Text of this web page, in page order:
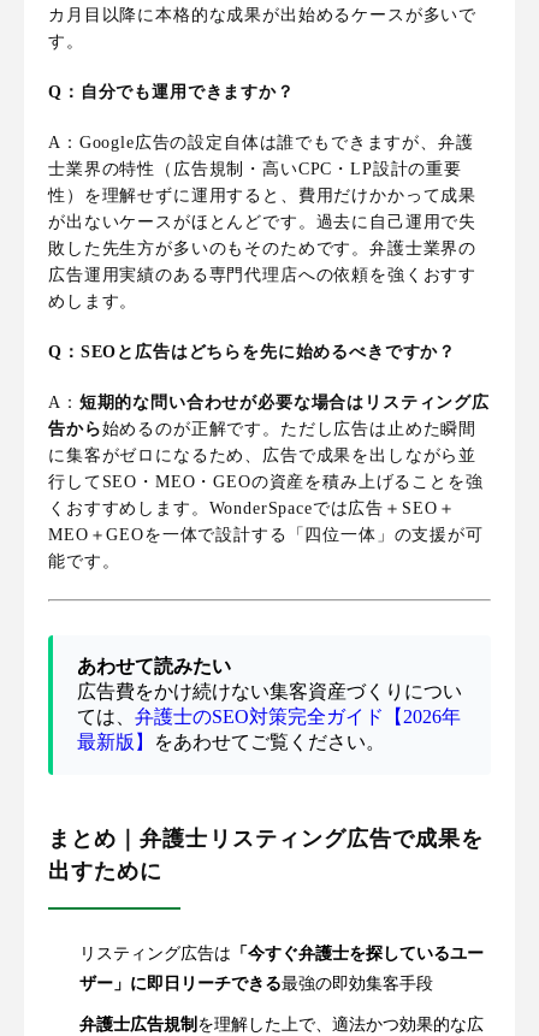
カ月目以降に本格的な成果が出始めるケースが多いで
す。
Q：自分でも運用できますか？
A：Google広告の設定自体は誰でもできますが、弁護
士業界の特性（広告規制・高いCPC・LP設計の重要
性）を理解せずに運用すると、費用だけかかって成果
が出ないケースがほとんどです。過去に自己運用で失
敗した先生方が多いのもそのためです。弁護士業界の
広告運用実績のある専門代理店への依頼を強くおすす
めします。
Q：SEOと広告はどちらを先に始めるべきですか？
A： 短期的な問い合わせが必要な場合はリスティング広
告から始めるのが正解です。ただし広告は止めた瞬間
に集客がゼロになるため、広告で成果を出しながら並
行してSEO・MEO・GEOの資産を積み上げることを強
くおすすめします。WonderSpaceでは広告＋SEO＋
MEO＋GEOを一体で設計する「四位一体」の支援が可
能です。
あわせて読みたい
広告費をかけ続けない集客資産づくりについ
ては、 弁護士のSEO対策完全ガイド【2026年
最新版】
をあわせてご覧ください。
まとめ｜弁護士リスティング広告で成果を
出すために
リスティング広告は 「今すぐ弁護士を探しているユー
ザー」に即日リーチできる最強の即効集客手段
弁護士広告規制 を理解した上で、適法かつ効果的な広